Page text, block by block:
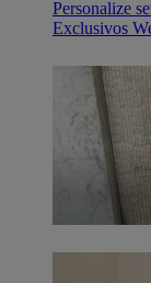
Personalize
Exclusivos